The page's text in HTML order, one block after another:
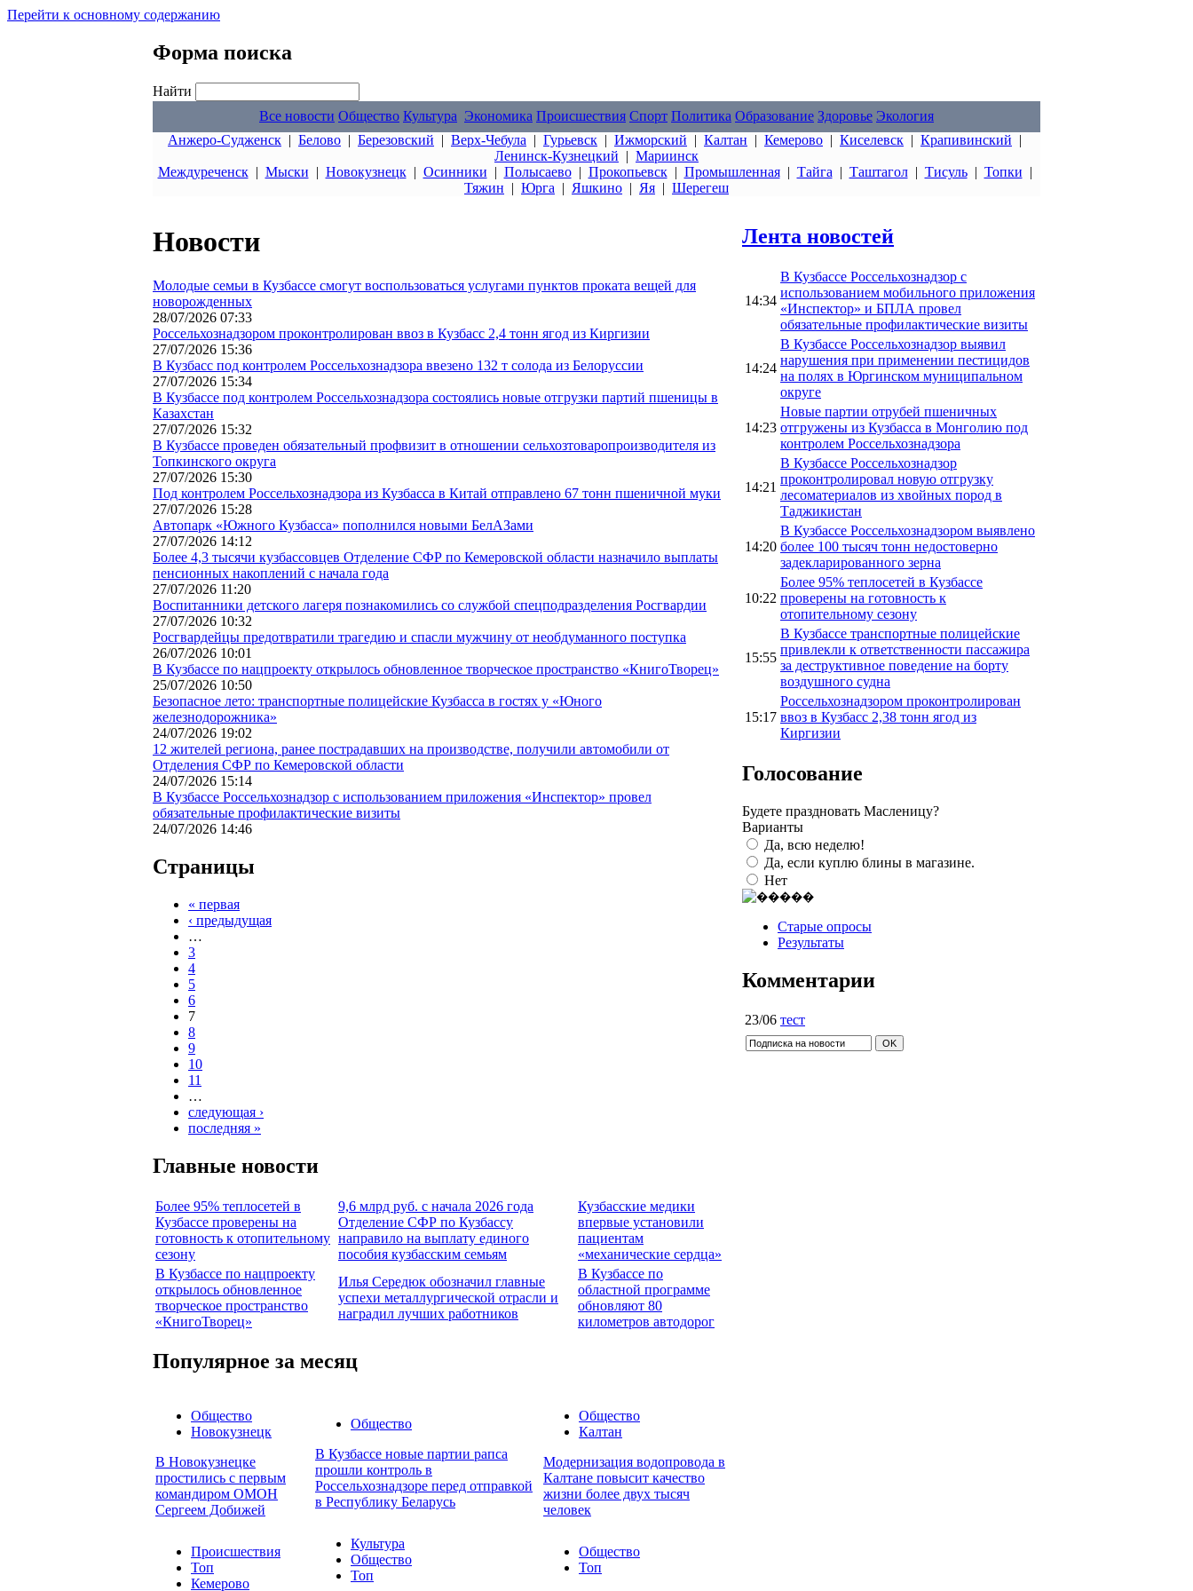
Перейти к основному содержанию
Форма поиска
Найти
Все новости Общество Культура Экономика Происшествия Спорт Политика Образование Здоровье Экология
Анжеро-Судженск | Белово | Березовский | Верх-Чебула | Гурьевск | Ижморский | Калтан | Кемерово | Киселевск | Крапивинский |
Ленинск-Кузнецкий | Мариинск
Междуреченск| Мыски | Новокузнецк| Осинники | Полысаево| Прокопьевск| Промышленная| Тайга | Таштагол| Тисуль| Топки |
Тяжин | Юрга | Яшкино | Яя | Шерегеш
Новости
Молодые семьи в Кузбассе смогут воспользоваться услугами пунктов проката вещей для
новорожденных
28/07/2026 07:33
Россельхознадзором проконтролирован ввоз в Кузбасс 2,4 тонн ягод из Киргизии
27/07/2026 15:36
В Кузбасс под контролем Россельхознадзора ввезено 132 т солода из Белоруссии
27/07/2026 15:34
В Кузбассе под контролем Россельхознадзора состоялись новые отгрузки партий пшеницы в
Казахстан
27/07/2026 15:32
В Кузбассе проведен обязательный профвизит в отношении сельхозтоваропроизводителя из
Топкинского округа
27/07/2026 15:30
Под контролем Россельхознадзора из Кузбасса в Китай отправлено 67 тонн пшеничной муки
27/07/2026 15:28
Автопарк «Южного Кузбасса» пополнился новыми БелАЗами
27/07/2026 14:12
Более 4,3 тысячи кузбассовцев Отделение СФР по Кемеровской области назначило выплаты
пенсионных накоплений с начала года
27/07/2026 11:20
Воспитанники детского лагеря познакомились со службой спецподразделения Росгвардии
27/07/2026 10:32
Росгвардейцы предотвратили трагедию и спасли мужчину от необдуманного поступка
26/07/2026 10:01
В Кузбассе по нацпроекту открылось обновленное творческое пространство «КнигоТворец»
25/07/2026 10:50
Безопасное лето: транспортные полицейские Кузбасса в гостях у «Юного
железнодорожника»
24/07/2026 19:02
12 жителей региона, ранее пострадавших на производстве, получили автомобили от
Отделения СФР по Кемеровской области
24/07/2026 15:14
В Кузбассе Россельхознадзор с использованием приложения «Инспектор» провел
обязательные профилактические визиты
24/07/2026 14:46
Страницы
« первая
‹ предыдущая
…
3
4
5
6
7
8
9
10
11
…
следующая ›
последняя »
Главные новости
Более 95% теплосетей в
Кузбассе проверены на
готовность к отопительному
сезону
9,6 млрд руб. с начала 2026 года
Отделение СФР по Кузбассу
направило на выплату единого
пособия кузбасским семьям
Кузбасские медики
впервые установили
пациентам
«механические сердца»
В Кузбассе по нацпроекту
открылось обновленное
творческое пространство
«КнигоТворец»
Илья Середюк обозначил главные
успехи металлургической отрасли и
наградил лучших работников
В Кузбассе по
областной программе
обновляют 80
километров автодорог
Популярное за месяц
Общество
Новокузнецк
В Новокузнецке
простились с первым
командиром ОМОН
Сергеем Добижей
Общество
В Кузбассе новые партии рапса
прошли контроль в
Россельхознадзоре перед отправкой
в Республику Беларусь
Общество
Калтан
Модернизация водопровода в
Калтане повысит качество
жизни более двух тысяч
человек
Происшествия
Топ
Кемерово
Культура
Общество
Топ
Общество
Топ
Лента новостей
14:34
В Кузбассе Россельхознадзор с
использованием мобильного приложения
«Инспектор» и БПЛА провел
обязательные профилактические визиты
14:24
В Кузбассе Россельхознадзор выявил
нарушения при применении пестицидов
на полях в Юргинском муниципальном
округе
14:23
Новые партии отрубей пшеничных
отгружены из Кузбасса в Монголию под
контролем Россельхознадзора
14:21
В Кузбассе Россельхознадзор
проконтролировал новую отгрузку
лесоматериалов из хвойных пород в
Таджикистан
14:20
В Кузбассе Россельхознадзором выявлено
более 100 тысяч тонн недостоверно
задекларированного зерна
10:22
Более 95% теплосетей в Кузбассе
проверены на готовность к
отопительному сезону
15:55
В Кузбассе транспортные полицейские
привлекли к ответственности пассажира
за деструктивное поведение на борту
воздушного судна
15:17
Россельхознадзором проконтролирован
ввоз в Кузбасс 2,38 тонн ягод из
Киргизии
Голосование
Будете праздновать Масленицу?
Варианты
Да, всю неделю!
Да, если куплю блины в магазине.
Нет
Старые опросы
Результаты
Комментарии
23/06 тест